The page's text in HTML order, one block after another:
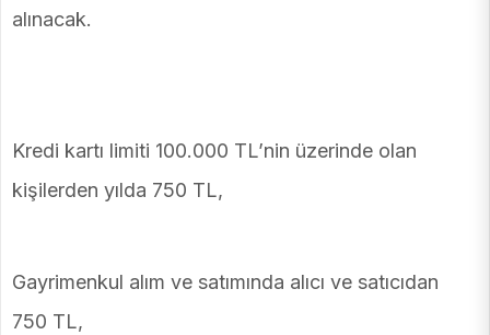
alınacak.
Kredi kartı limiti 100.000 TL’nin üzerinde olan
kişilerden yılda 750 TL,
Gayrimenkul alım ve satımında alıcı ve satıcıdan
750 TL,